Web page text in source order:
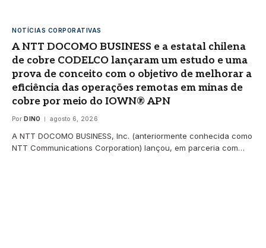
NOTÍCIAS CORPORATIVAS
A NTT DOCOMO BUSINESS e a estatal chilena
de cobre CODELCO lançaram um estudo e uma
prova de conceito com o objetivo de melhorar a
eficiência das operações remotas em minas de
cobre por meio do IOWN® APN
Por DINO agosto 6, 2026
A NTT DOCOMO BUSINESS, Inc. (anteriormente conhecida como
NTT Communications Corporation) lançou, em parceria com…